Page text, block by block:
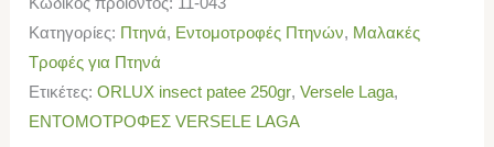
Κατηγορίες: Πτηνά, Εντομοτροφές Πτηνών, Μαλακές
Τροφές για Πτηνά
Ετικέτες:ORLUX insect patee 250gr,Versele Laga,
ΕΝΤΟΜΟΤΡΟΦΕΣ VERSELE LAGA